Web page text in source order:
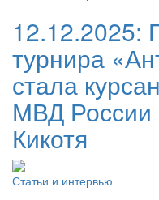
12.12.2025:
турнира
стала
МВД
Кикотя
Статьи и интервью